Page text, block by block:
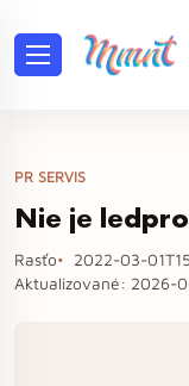
PR SERVIS
Nie je
Rasťo
2022-03-
Aktualizované: 2026-